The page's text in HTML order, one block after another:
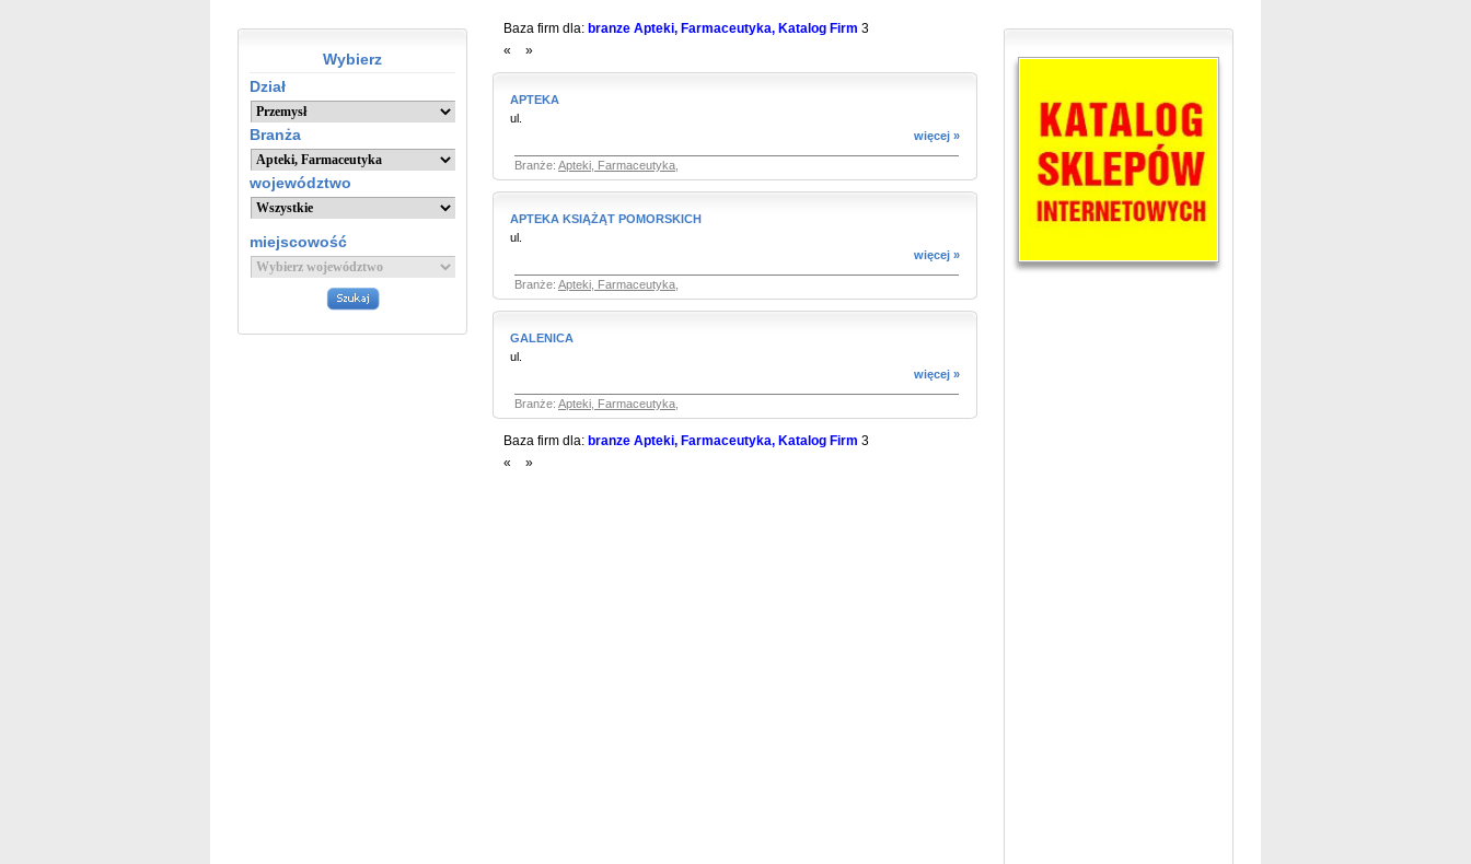
Wybierz
Dział
Branża
województwo
miejscowość
Baza firm dla: branze Apteki, Farmaceutyka, Katalog Firm 3
«
»
APTEKA
ul.
więcej »
Branże: Apteki, Farmaceutyka
APTEKA KSIĄŻĄT POMORSKICH
ul.
więcej »
Branże: Apteki, Farmaceutyka
GALENICA
ul.
więcej »
Branże: Apteki, Farmaceutyka
Baza firm dla: branze Apteki, Farmaceutyka, Katalog Firm 3
«
»